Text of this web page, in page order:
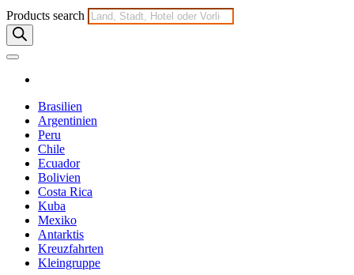
Products search
Brasilien
Argentinien
Peru
Chile
Ecuador
Bolivien
Costa Rica
Kuba
Mexiko
Antarktis
Kreuzfahrten
Kleingruppe